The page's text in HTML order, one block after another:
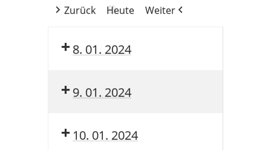
Zurück
Heute Weiter
8. 01. 2024
9. 01. 2024
10. 01. 2024